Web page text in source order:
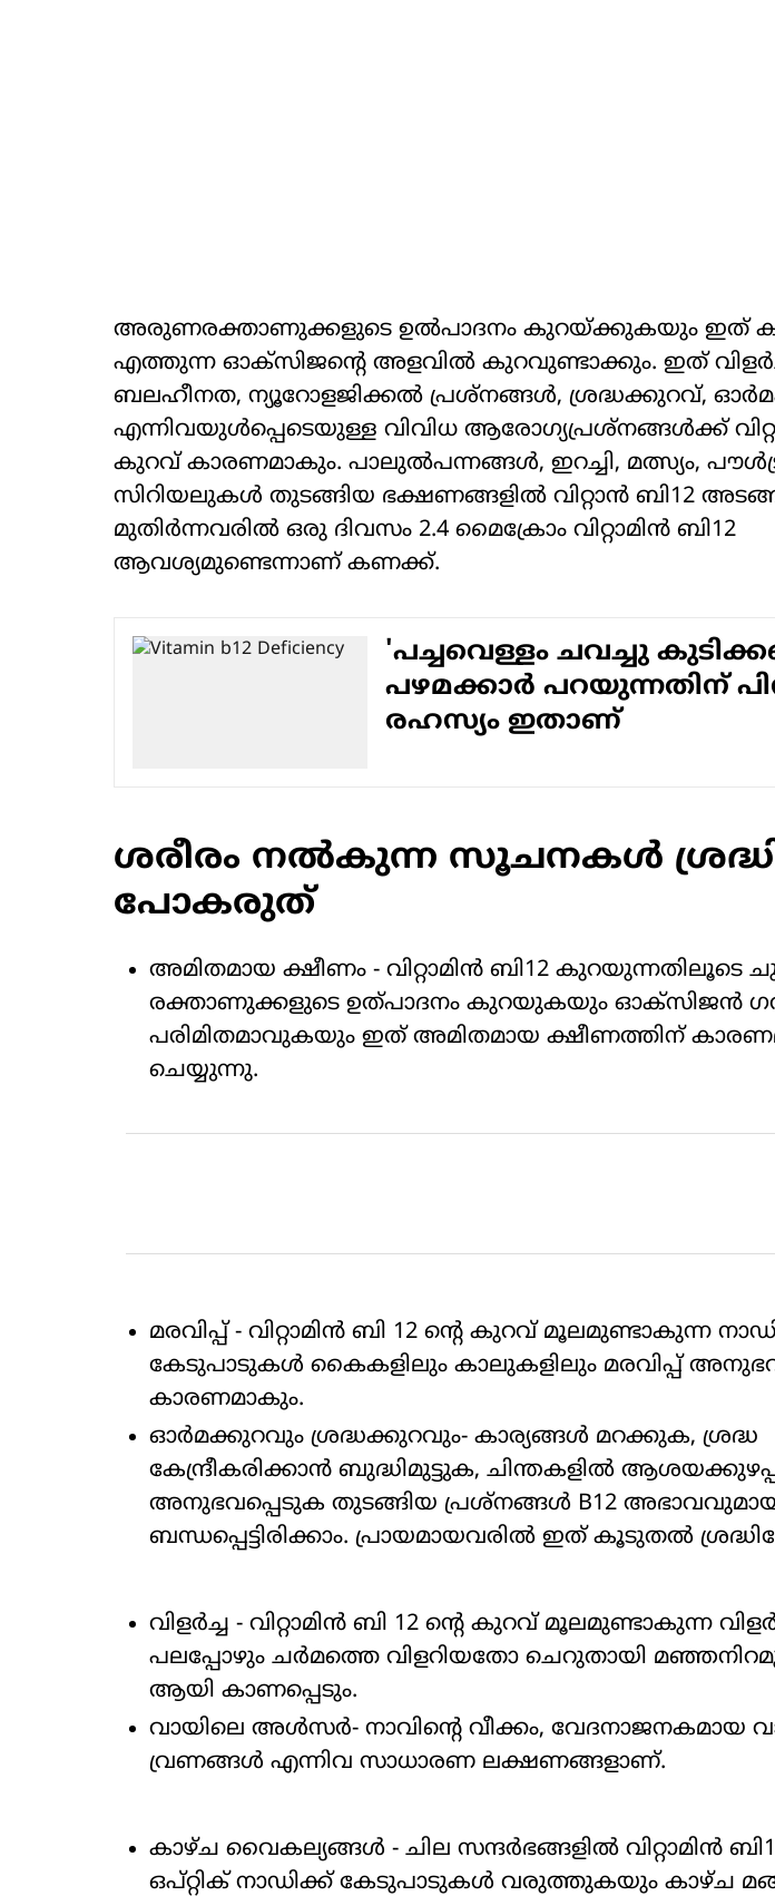
അരുണരക്താണുക്കളുടെ ഉൽപാദനം കുറയ്ക്കുകയും ഇത്
എത്തുന്ന ഓക്സിജന്റെ അളവിൽ കുറവുണ്ടാക്കും. ഇത്
ബലഹീനത, ന്യൂറോളജിക്കൽ പ്രശ്നങ്ങൾ, ശ്രദ്ധക്കുറവ്,
എന്നിവയുൾപ്പെടെയുള്ള വിവിധ ആരോഗ്യപ്രശ്നങ്ങൾക്ക്
കുറവ് കാരണമാകും. പാലുൽപന്നങ്ങൾ, ഇറച്ചി, മത്സ്യം,
സിറിയലുകൾ തുടങ്ങിയ ഭക്ഷണങ്ങളിൽ വിറ്റാൻ ബി12
മുതിര്‍ന്നവരിൽ ഒരു ദിവസം 2.4 മൈക്രോം വിറ്റാമിൻ ബി12
ആവശ്യമുണ്ടെന്നാണ് കണക്ക്.
'പച്ചവെള്ളം ചവച്ചു
പഴമക്കാർ പറയുന്നതിന്
രഹസ്യം ഇതാണ്
ശരീരം നൽകുന്ന സൂചനകൾ
പോകരുത്
അമിതമായ ക്ഷീണം - വിറ്റാമിൻ ബി12 കുറയുന്നതിലൂടെ
രക്താണുക്കളുടെ ഉത്പാദനം കുറയുകയും ഓക്സിജൻ
പരിമിതമാവുകയും ഇത് അമിതമായ ക്ഷീണത്തിന്
ചെയ്യുന്നു.
മരവിപ്പ് - വിറ്റാമിൻ ബി 12 ന്റെ കുറവ് മൂലമുണ്ടാകുന്ന
കേടുപാടുകൾ കൈകളിലും കാലുകളിലും മരവിപ്പ്
കാരണമാകും.
ഓർമക്കുറവും ശ്രദ്ധക്കുറവും- കാര്യങ്ങൾ മറക്കുക, ശ്രദ്ധ
കേന്ദ്രീകരിക്കാൻ ബുദ്ധിമുട്ടുക, ചിന്തകളിൽ
അനുഭവപ്പെടുക തുടങ്ങിയ പ്രശ്നങ്ങൾ B12
ബന്ധപ്പെട്ടിരിക്കാം. പ്രായമായവരിൽ ഇത് കൂടുതൽ
വിളർച്ച - വിറ്റാമിൻ ബി 12 ന്റെ കുറവ് മൂലമുണ്ടാകുന്ന
പലപ്പോഴും ചർമത്തെ വിളറിയതോ ചെറുതായി
ആയി കാണപ്പെടും.
വായിലെ അൾസർ- നാവിന്റെ വീക്കം, വേദനാജനകമായ
വ്രണങ്ങൾ എന്നിവ സാധാരണ ലക്ഷണങ്ങളാണ്.
കാഴ്ച വൈകല്യങ്ങൾ - ചില സന്ദർഭങ്ങളിൽ വിറ്റാമിൻ
ഒപ്റ്റിക് നാഡിക്ക് കേടുപാടുകൾ വരുത്തുകയും കാഴ്ച